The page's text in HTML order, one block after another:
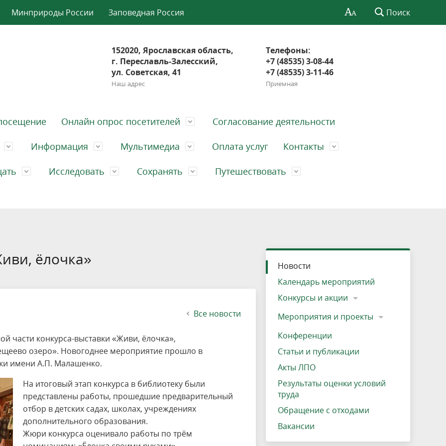
Минприроды России Заповедная Россия Поиск
152020, Ярославская область,
г. Переславль-Залесский,
ул. Советская, 41
Наш адрес
Телефоны:
+7 (48535) 3-08-44
+7 (48535) 3-11-46
Приемная
парка
Озеро Плещеево
Вакансии
Онлайн опрос посетителей Согласование деятельности
карта
Экологические тропы и туристские
маршруты
на озере Зоны для парусного спорта
саженцев
Прокат велосипедов
Адрес, телефон, схема проезда
Информация
Результаты оценки условий труда
Мультимедиа Оплата услуг Контакты
карта
Интерактивная карта
Исследовать Сохранять
Кадастр объектов животного мира, не
отнесенных к объектам охоты
Интерактивная карта
Путешествовать
ёлочка»
Все новости
части конкурса-выставки «Живи, ёлочка»,
озеро». Новогоднее мероприятие прошло в
имени А.П. Малашенко.
На итоговый этап конкурса в библиотеку были
представлены работы, прошедшие предварительный
отбор в детских садах, школах, учреждениях
дополнительного образования.
Жюри конкурса оценивало работы по трём
Новости
Календарь мероприятий
Конкурсы и акции
Мероприятия и проекты
Конференции
Статьи и публикации
Акты ЛПО
Результаты оценки условий
труда
Обращение с отходами
Вакансии